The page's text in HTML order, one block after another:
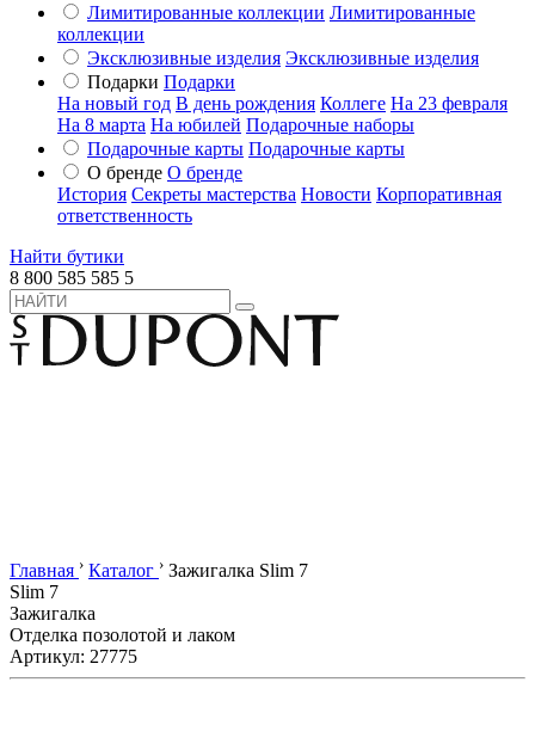
Лимитированные коллекции Лимитированные
коллекции
Эксклюзивные изделия Эксклюзивные изделия
Подарки Подарки
На новый год В день рождения Коллеге На 23 февраля
На 8 марта На юбилей Подарочные наборы
Подарочные карты Подарочные карты
О бренде О бренде
История Секреты мастерства Новости Корпоративная
ответственность
Найти бутики
8 800 585 585 5
Главная › Каталог › Зажигалка Slim 7
Slim 7
Зажигалка
Отделка позолотой и лаком
Артикул: 27775